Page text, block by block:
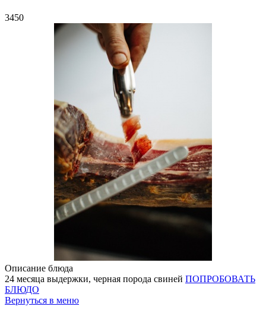
3450
Описание блюда
24 месяца выдержки, черная порода свиней ПОПРОБОВАТЬ
БЛЮДО
Вернуться в меню